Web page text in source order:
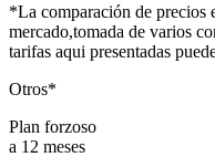
*La comparación de precios
mercado,tomada de varios
tarifas aqui presentadas
Otros*
Plan forzoso
a 12 meses